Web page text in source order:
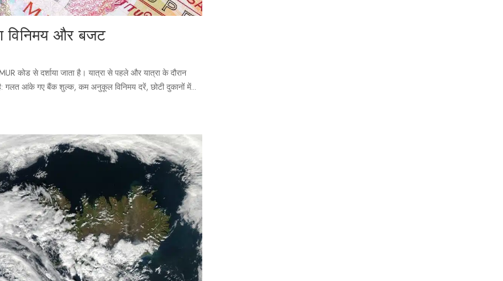
विनिमय और बजट
कोड से दर्शाया जाता है। यात्रा से पहले और यात्रा के दौरान
गलत आंके गए बैंक शुल्क, कम अनुकूल विनिमय दरें, छोटी दुकानों में...